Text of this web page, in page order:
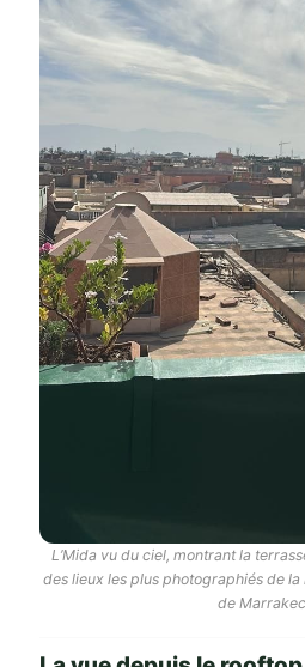
L’Mida vu du ciel, montrant la
des lieux les plus photographiés de
de